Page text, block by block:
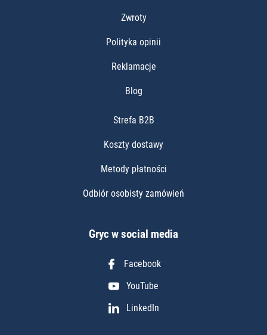
Zwroty
Polityka opinii
Reklamacje
Blog
Strefa B2B
Koszty dostawy
Metody płatności
Odbiór osobisty zamówień
Gryc w social media
Facebook
YouTube
LinkedIn